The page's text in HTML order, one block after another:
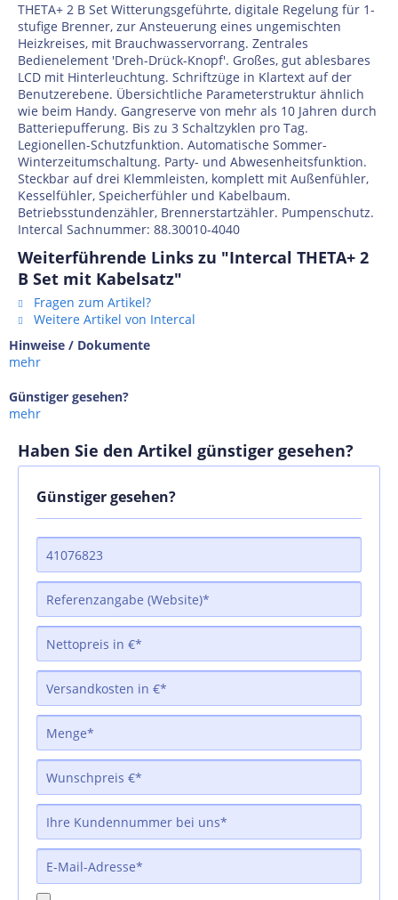
THETA+ 2 B Set Witterungsgeführte, digitale Regelung für 1-
stufige Brenner, zur Ansteuerung eines ungemischten
Heizkreises, mit Brauchwasservorrang. Zentrales
Bedienelement 'Dreh-Drück-Knopf'. Großes, gut ablesbares
LCD mit Hinterleuchtung. Schriftzüge in Klartext auf der
Benutzerebene. Übersichtliche Parameterstruktur ähnlich
wie beim Handy. Gangreserve von mehr als 10 Jahren durch
Batteriepufferung. Bis zu 3 Schaltzyklen pro Tag.
Legionellen-Schutzfunktion. Automatische Sommer-
Winterzeitumschaltung. Party- und Abwesenheitsfunktion.
Steckbar auf drei Klemmleisten, komplett mit Außenfühler,
Kesselfühler, Speicherfühler und Kabelbaum.
Betriebsstundenzähler, Brennerstartzähler. Pumpenschutz.
Intercal Sachnummer: 88.30010-4040
Weiterführende Links zu "Intercal THETA+ 2
B Set mit Kabelsatz"
Fragen zum Artikel?
Weitere Artikel von Intercal
Hinweise / Dokumente
mehr
Günstiger gesehen?
mehr
Haben Sie den Artikel günstiger gesehen?
Günstiger gesehen?